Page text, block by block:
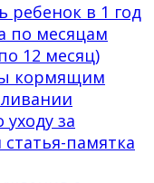
ребенок в 1 год
по месяцам
12 месяц)
кормящим
за
памятка